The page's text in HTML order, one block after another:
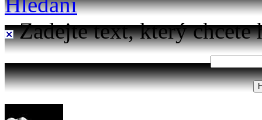
Zadejte text, který chcete